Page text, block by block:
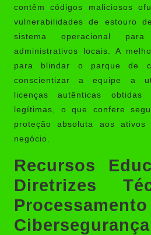
contêm códigos maliciosos
vulnerabilidades de estouro
sistema operacional
administrativos locais. A
para blindar o parque de
conscientizar a equipe a
licenças autênticas
legítimas, o que confere
proteção absoluta aos
negócio.
Recursos
Diretrizes
Cibersegurança